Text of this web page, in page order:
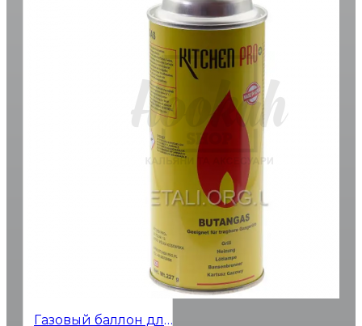
Газовый баллон для розжига углей Kitchen Pro+